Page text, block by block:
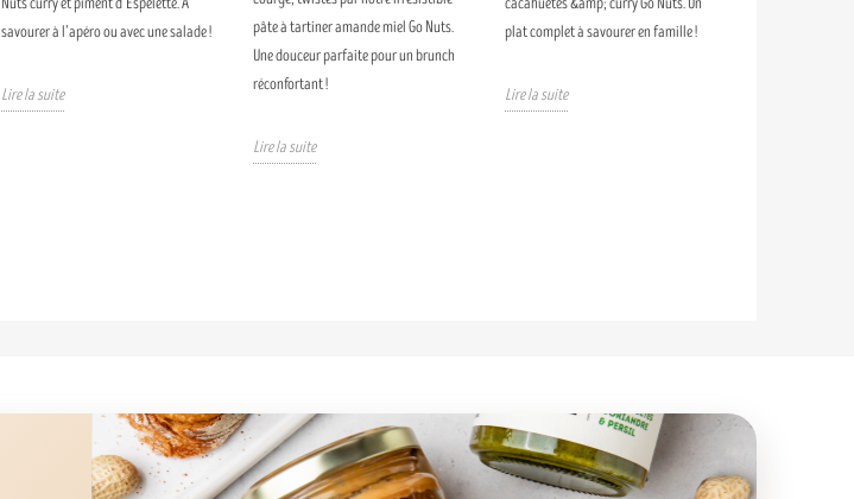
savourer à l’apéro ou avec une salade !
Lire la suite
pâte à tartiner amande miel Go Nuts.
Une douceur parfaite pour un brunch
réconfortant !
Lire la suite
plat complet à savourer en famille !
Lire la suite